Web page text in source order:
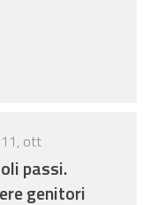
ott
passi.
genitori